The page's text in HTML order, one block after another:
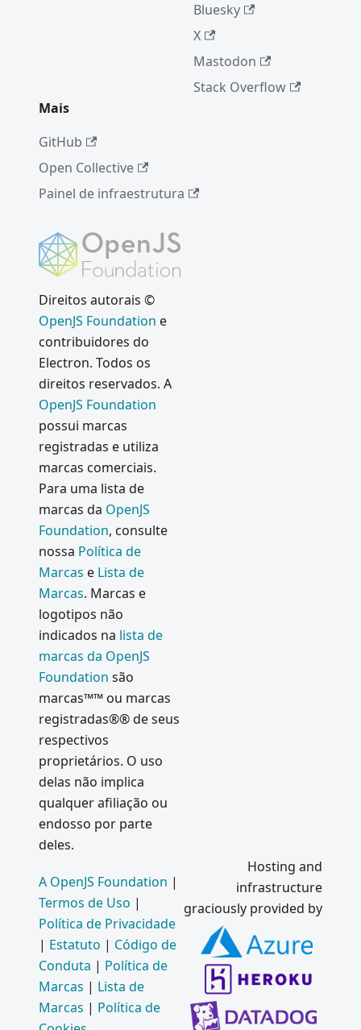
Bluesky
X
Mastodon
Stack Overflow
Mais
GitHub
Open Collective
Painel de infraestrutura
Direitos autorais ©
OpenJS Foundation e
contribuidores do
Electron. Todos os
direitos reservados. A
OpenJS Foundation
possui marcas
registradas e utiliza
marcas comerciais.
Para uma lista de
marcas da OpenJS
Foundation, consulte
nossa Política de
Marcas e Lista de
Marcas. Marcas e
logotipos não
indicados na lista de
marcas da OpenJS
Foundation são
marcas™™ ou marcas
registradas®® de seus
respectivos
proprietários. O uso
delas não implica
qualquer afiliação ou
endosso por parte
deles.
A OpenJS Foundation |
Termos de Uso |
Política de Privacidade
| Estatuto | Código de
Conduta | Política de
Marcas | Lista de
Marcas | Política de
Hosting and
infrastructure
graciously provided by